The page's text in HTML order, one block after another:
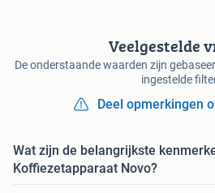
Veelgestelde
De onderstaande waarden zijn
ingestelde
Deel opmerkingen
Wat zijn de belangrijkste
Koffiezetapparaat Novo?